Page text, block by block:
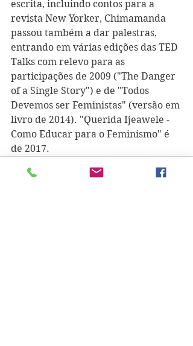
escrita, incluindo contos para a
revista New Yorker, Chimamanda
passou também a dar palestras,
entrando em várias edições das TED
Talks com relevo para as
participações de 2009 ("The Danger
of a Single Story") e de "Todos
Devemos ser Feministas" (versão em
livro de 2014). "Querida Ijeawele -
Como Educar para o Feminismo" é
de 2017.